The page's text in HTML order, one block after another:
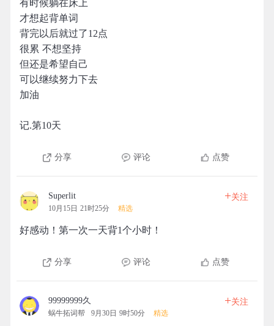
有时候躺在床上
才想起背单词
背完以后就过了12点
很累 不想坚持
但还是希望自己
可以继续努力下去
加油
记.第10天
分享 评论 点赞
Superlit
10月15日 21时25分 精选
+关注
好感动！第一次一天背1个小时！
分享 评论 点赞
99999999久
蜗牛拓词帮 9月30日 9时50分 精选
+关注